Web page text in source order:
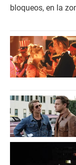
bloqueos, en la